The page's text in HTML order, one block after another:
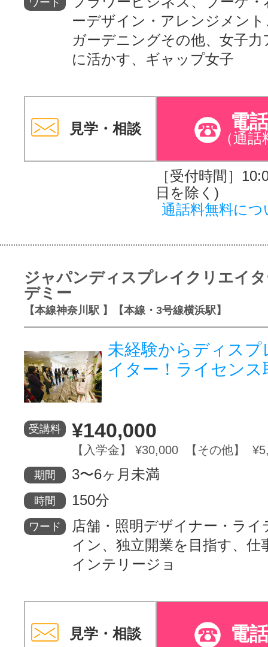
ーデザイン・アレンジメン
ガーデニングその他、女子力
に活かす、ギャップ女子
見学・相談 電
（通話
［受付時間］
日を除く)
通話料無料につ
ジャパンディスプレイクリエイ
デミー
【本線神奈川駅 】【本線・3号線横浜駅】
未経験からディス
イター！ライセンス
受講料 ¥140,000
【入学金】 ¥30,000 【その他】
期間 3〜6ヶ月未満
時間 150分
ワード
店舗・照明デザイナー・ラ
イン、独立開業を目指す、仕
インテリージョ
見学・相談 電